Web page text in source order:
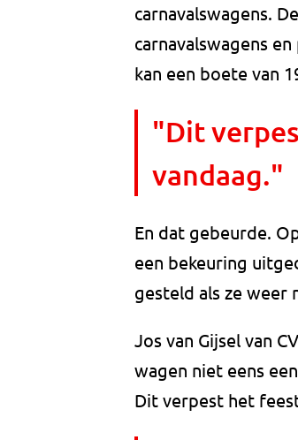
carnavalswagens.
carnavalswagens
kan een boete van
"Dit
vandaag."
En dat gebeurde.
een bekeuring
gesteld als ze weer
Jos van Gijsel van
wagen niet eens
Dit verpest het